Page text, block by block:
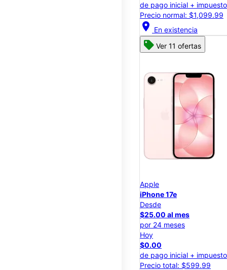
de pago inicial +
Precio normal: $1,099.99
location_on En existencia
Ver 11 ofertas
Apple
iPhone 17e
Desde
$25.00 al mes
por 24 meses
Hoy
$0.00
de pago inicial +
Precio total: $599.99